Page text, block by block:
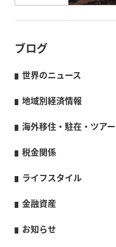
ブログ
世界のニュース
地域別経済情報
海外移住・駐在・ツアー
税金関係
ライフスタイル
金融資産
お知らせ